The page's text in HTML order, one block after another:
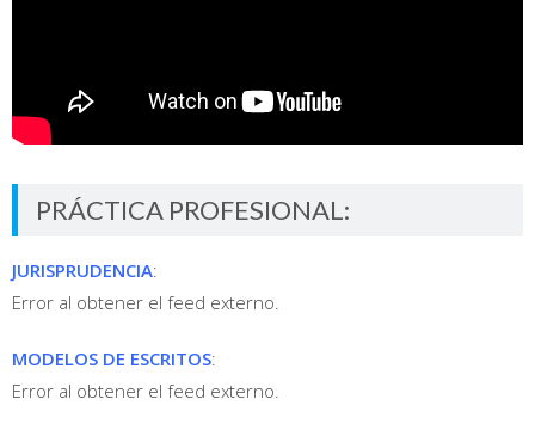
PRÁCTICA PROFESIONAL:
JURISPRUDENCIA:
Error al obtener el feed externo.
MODELOS DE ESCRITOS:
Error al obtener el feed externo.